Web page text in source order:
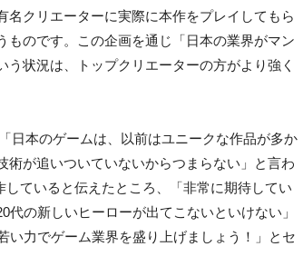
クリエーターに実際に本作をプレイしてもら
ものです。この企画を通じ「日本の業界がマン
状況は、トップクリエーターの方がより強く
日本のゲームは、以前はユニークな作品が多か
術が追いついていないからつまらない」と言わ
ていると伝えたところ、「非常に期待してい
の新しいヒーローが出てこないといけない」
い力でゲーム業界を盛り上げましょう！」とセ